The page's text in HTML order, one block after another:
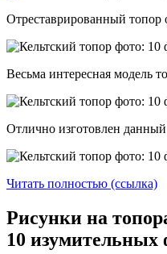
Отреставрированный топор
Весьма интересная модель
Отлично изготовлен
Читать полностью (ссылка)
Рисунки на
10 изумительных